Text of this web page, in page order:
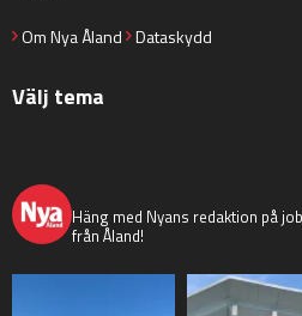
Om Nya Åland Dataskydd
Välj tema
Häng med Nyans redaktion på
från Åland!